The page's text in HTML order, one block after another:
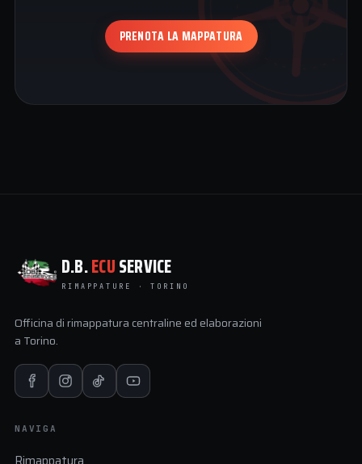
PRENOTA LA MAPPATURA
D.B.ECUSERVICE
RIMAPPATURE · TORINO
Officina di rimappatura centraline ed elaborazioni
a Torino.
NAVIGA